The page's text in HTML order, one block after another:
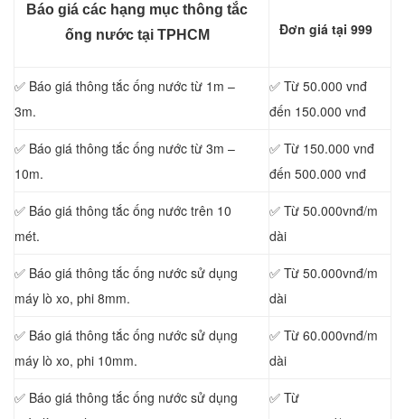
Báo giá các hạng mục thông tắc
ống nước tại TPHCM
Đơn giá tại 999
✅ Báo giá thông tắc ống nước từ 1m –
3m.
✅ Từ 50.000 vnđ
đến 150.000 vnđ
✅ Báo giá thông tắc ống nước từ 3m –
10m.
✅ Từ 150.000 vnđ
đến 500.000 vnđ
✅ Báo giá thông tắc ống nước trên 10
mét.
✅ Từ 50.000vnđ/m
dài
✅ Báo giá thông tắc ống nước sử dụng
máy lò xo, phi 8mm.
✅ Từ 50.000vnđ/m
dài
✅ Báo giá thông tắc ống nước sử dụng
máy lò xo, phi 10mm.
✅ Từ 60.000vnđ/m
dài
✅ Báo giá thông tắc ống nước sử dụng
✅ Từ